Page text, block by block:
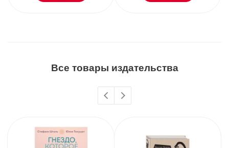
Все товары издательства